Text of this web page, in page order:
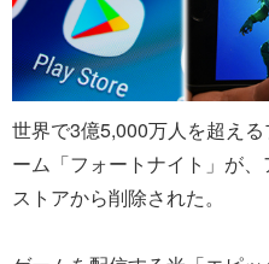
世界で3億5,000万人を超え
ーム「フォートナイト」が
ストアから削除された。